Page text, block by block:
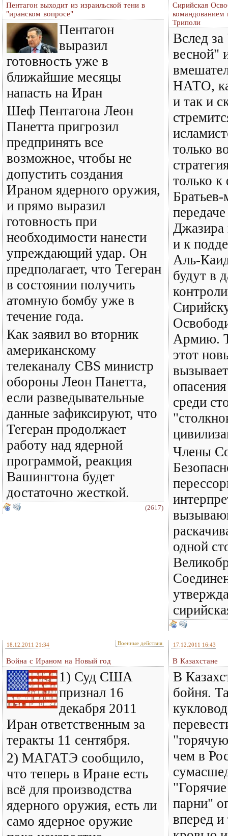
Пентагон выходит из израильской тени в
"иранском вопросе"
Пентагон
выразил
готовность уже в
ближайшие месяцы
напасть на Иран
Шеф Пентагона Леон
Панетта пригрозил
предпринять все
возможное, чтобы не
допустить создания
Ираном ядерного оружия,
и прямо выразил
готовность при
необходимости нанести
упреждающий удар. Он
предполагает, что Тегеран
в состоянии получить
атомную бомбу уже в
течение года.
Как заявил во вторник
американскому
телеканалу CBS министр
обороны Леон Панетта,
если разведывательные
данные зафиксируют, что
Тегеран продолжает
работу над ядерной
программой, реакция
Вашингтона будет
достаточно жесткой.
(2617)
Сирийская
командованием
Триполи
Вслед за
весной"
НАТО,
и так и
только
только
Джазира
и к
Аль-
будут в
Армию.
этот
среди
Члены
одной
18.12.2011 21:34 Военные действия
Война с Ираном на Новый год
1) Суд США
признал 16
декабря 2011
Иран ответственным за
теракты 11 сентября.
2) МАГАТЭ сообщило,
что теперь в Иране есть
всё для производства
ядерного оружия, есть ли
само ядерное оружие
17.12.2011 16:43
В Казахстане
В
бойня.
чем в
"Горячие
парни"
вперед и